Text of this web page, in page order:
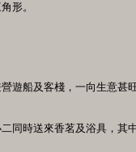
形。
船及客棧，一向生意甚
時送來香茗及浴具，其